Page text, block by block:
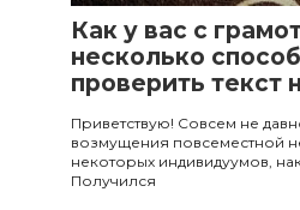
Как у вас с
несколько
проверить текст
Приветствую! Совсем не
возмущения повсеместной
некоторых индивидуумов,
Получился